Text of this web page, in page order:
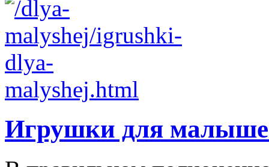
Игрушки для